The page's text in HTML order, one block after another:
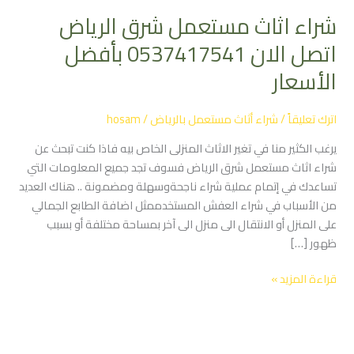
شراء اثاث مستعمل شرق الرياض
اتصل الان 0537417541 بأفضل
الأسعار
اترك تعليقاً/شراء أثاث مستعمل بالرياض/
hosam
يرغب الكثير منا في تغير الاثاث المنزلى الخاص بيه فاذا كنت تبحث عن
شراء اثاث مستعمل شرق الرياض فسوف تجد جميع المعلومات التي
تساعدك في إتمام عملية شراء ناجحةوسهلة ومضمونة .. هناك العديد
من الأسباب في شراء العفش المستخدممثل اضافة الطابع الجمالي
على المنزل أو الانتقال الى منزل الى آخر بمساحة مختلفة أو بسبب
ظهور […]
شرق
الرياض
اتصل
الان
0537417541
بأفضل
قراءة المزيد »